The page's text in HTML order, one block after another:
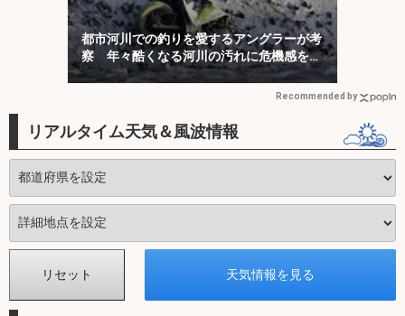
都市河川での釣りを愛するアングラーが考
察 年々酷くなる河川の汚れに危機感を持
とう
Recommended by
リアルタイム天気＆風波情報